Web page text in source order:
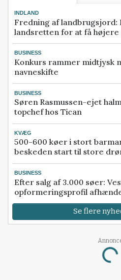
INDLAND
Fredning af landbrugsjord:
landsretten for at få
BUSINESS
Konkurs rammer midtjysk
navneskifte
BUSINESS
Søren Rasmussen-ejet
topchef hos Tican
KVÆG
500-600 køer i stort
beskeden start til store
BUSINESS
Efter salg af 3.000 søer:
opformeringsprofil
Se flere